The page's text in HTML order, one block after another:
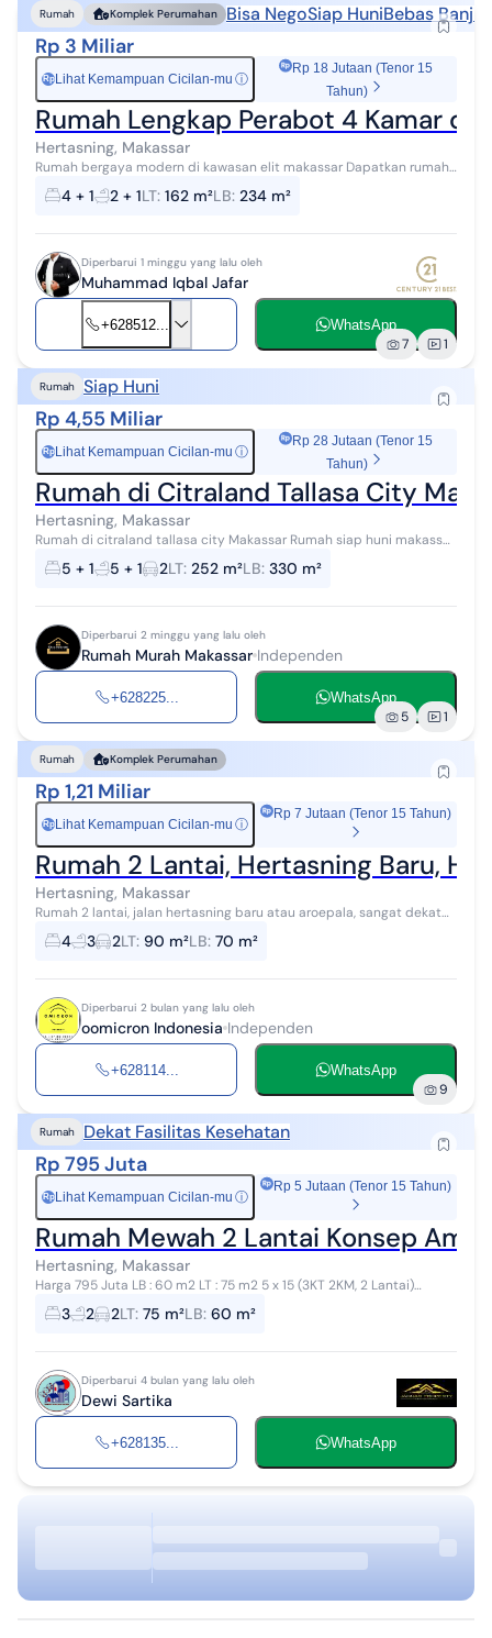
Rumah Komplek Perumahan Bisa NegoSiap HuniBebas Banjir
Rp 3 Miliar
Rp Lihat Kemampuan Cicilan-mu ⓘ
Rp 18 Jutaan (Tenor 15
Tahun)
Rumah Lengkap Perabot 4 Kamar di
Hertasning, Makassar
Rumah bergaya modern di kawasan elit makassar Dapatkan rumah
2 lantai yang nyaman ini, dijual dengan pemandangan indah yang
menambah nilai este...
4 + 1 2 + 1LT: 162 m²LB: 234 m²
Diperbarui 1 minggu yang lalu oleh
Muhammad Iqbal Jafar
+628512... WhatsApp
7 1
Rumah Siap Huni
Rp 4,55 Miliar
Rp Lihat Kemampuan Cicilan-mu ⓘ
Rp 28 Jutaan (Tenor 15
Tahun)
Rumah di Citraland Tallasa City
Hertasning, Makassar
Rumah di citraland tallasa city Makassar Rumah siap huni makassar
Rumah mewa citraland Tallasacity Makassar Rumah minimalis
moder Lokasi jalan ja...
5 + 1 5 + 1 2LT: 252 m²LB: 330 m²
Diperbarui 2 minggu yang lalu oleh
Rumah Murah Makassar Independen
+628225... WhatsApp
5 1
Rumah Komplek Perumahan
Rp 1,21 Miliar
Rp Lihat Kemampuan Cicilan-mu ⓘ
Rp 7 Jutaan (Tenor 15 Tahun)
Rumah 2 Lantai, Hertasning Baru,
Hertasning, Makassar
Rumah 2 lantai, jalan hertasning baru atau aroepala, sangat dekat
ke mana mana, berada dalam cluster hunian Orchard. Modern
estate. Sangat bagus un...
4 3 2LT: 90 m²LB: 70 m²
Diperbarui 2 bulan yang lalu oleh
oomicron Indonesia Independen
+628114... WhatsApp
9
Rumah Dekat Fasilitas Kesehatan
Rp 795 Juta
Rp Lihat Kemampuan Cicilan-mu ⓘ
Rp 5 Jutaan (Tenor 15 Tahun)
Rumah Mewah 2 Lantai Konsep
Hertasning, Makassar
Harga 795 Juta LB : 60 m2 LT : 75 m2 5 x 15 (3KT 2KM, 2 Lantai)
Dilengkapi Kitchen & Kelebihan Tanah Luas. Special Promo : ✅ Free
Tandon dan ...
3 2 2LT: 75 m²LB: 60 m²
Diperbarui 4 bulan yang lalu oleh
Dewi Sartika
+628135... WhatsApp